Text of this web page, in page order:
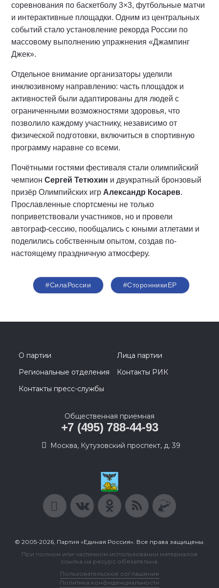
соревнования по баскетболу 3×3, футбольные матчи
и интерактивные площадки. Одним из центральных
событий стало установление рекорда России по
массовому выполнению упражнения «Джампинг
Джек».
Отдельное внимание организаторы уделили
инклюзивному направлению: часть площадок и
активностей были адаптированы для людей с
ограниченными возможностями здоровья, что
позволило каждому участнику, независимо от
физической подготовки, включиться в спортивную
программу наравне со всеми.
Почётными гостями фестиваля стали олимпийский
чемпион Сергей Тетюхин и двукратный бронзовый
призёр Олимпийских игр Александр Косарев.
Прославленные спортсмены не только
поприветствовали участников, но и провели
автограф-сессию, пообщались с юными атлетами и
поделились собственным опытом, создав по-
настоящему праздничную атмосферу.
#СилаРоссии #СторонникиЕР
О партии
Лица партии
Региональные отделения
Контакты РИК
Контакты пресс-службы
Общественная приемная
+7 (495) 788-44-93
Москва, Кутузовский проспект, д. 39
© 2005-2026, Партия «Единая Россия». Все права защищены.
При полном или частичном использовании материалов
ссылка на ресурс обязательна.
Пользовательское соглашение
Политика конфиденциальности